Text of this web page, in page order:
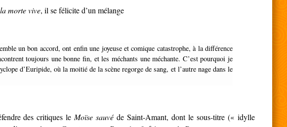
morte vive, il se félicite d’un mélange
toujours une bonne fin, et les méchants une méchante. C’est pourquoi je
d’Euripide, où la moitié de la scène regorge de sang, et l’autre nage dans le
des critiques le Moïse sauvéde Saint-Amant, dont le sous-titre (« idylle